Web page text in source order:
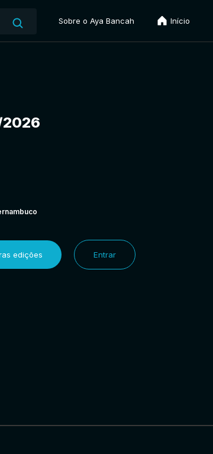
Sobre o Aya Bancah Início
edições Entrar